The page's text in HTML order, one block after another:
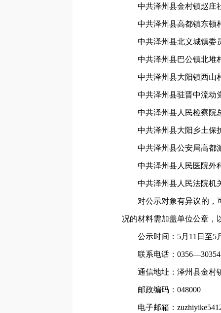
中共泽州县金村镇赵庄
中共泽州县高都镇东顿
中共泽州县北义城镇委
中共泽州县巴公镇北堆
中共泽州县大阳镇西山
中共泽州县驻晋中流动
中共泽州县人民检察院
中共泽州县大阳乡土保
中共泽州县公安局高都
中共泽州县人民医院外
中共泽州县人民法院机
对公示对象有异议的，
况的材料需加盖单位公章，
公示时间：5月11日至5
联系电话：
通信地址：泽州县金村
邮政编码：048000
电子邮箱：